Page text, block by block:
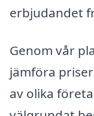
erbjudandet
Genom vår
jämföra
av olika